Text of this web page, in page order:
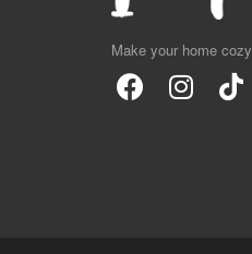
Make your home cozy